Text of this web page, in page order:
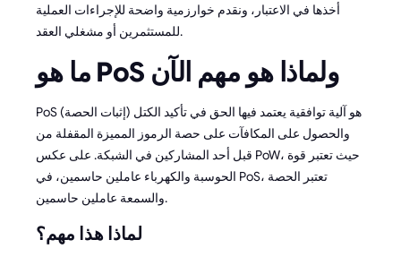
أخذها في الاعتبار، ونقدم خوارزمية واضحة للإجراءات العملية
للمستثمرين أو مشغلي العقد.
ما هو PoS ولماذا هو مهم الآن
PoS (إثبات الحصة) هو آلية توافقية يعتمد فيها الحق في تأكيد الكتل
والحصول على المكافآت على حصة الرموز المميزة المقفلة من
قبل أحد المشاركين في الشبكة. على عكس PoW، حيث تعتبر قوة
الحوسبة والكهرباء عاملين حاسمين، في PoS، تعتبر الحصة
والسمعة عاملين حاسمين.
لماذا هذا مهم؟